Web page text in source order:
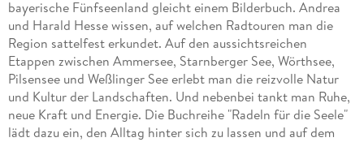
bayerische Fünfseenland gleicht einem Bilderbuch. Andrea
und Harald Hesse wissen, auf welchen Radtouren man die
Region sattelfest erkundet. Auf den aussichtsreichen
Etappen zwischen Ammersee, Starnberger See, Wörthsee,
Pilsensee und Weßlinger See erlebt man die reizvolle Natur
und Kultur der Landschaften. Und nebenbei tankt man Ruhe,
neue Kraft und Energie. Die Buchreihe "Radeln für die Seele"
lädt dazu ein, den Alltag hinter sich zu lassen und auf dem